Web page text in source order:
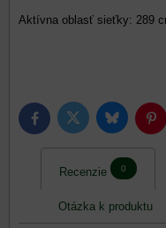
Aktívna oblasť sieťky: 289
FacebookTwitter Bluesky
Recenzie 0
Otázka k produktu